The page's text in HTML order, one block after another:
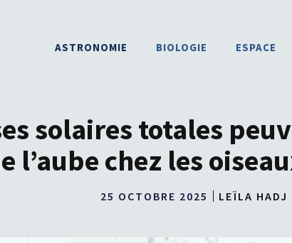
ASTRONOMIE BIOLOGIE ESPACE
solaires totales
l’aube chez les
25 OCTOBRE 2025 LEÏLA HADJ